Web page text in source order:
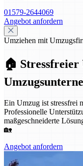
01579-2644069
Angebot anfordern
Umziehen mit
🏠
Ein Umzug ist stressfrei
Professionelle
maßgeschneiderte
🏡
Angebot anfordern